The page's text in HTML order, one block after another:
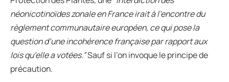
néonicotinoïdes zonale en France irait à l’encontre du
règlement communautaire européen, ce qui pose la
question d’une incohérence française par rapport aux
lois qu’elle a votées.”Sauf si l’on invoque le principe de
précaution.